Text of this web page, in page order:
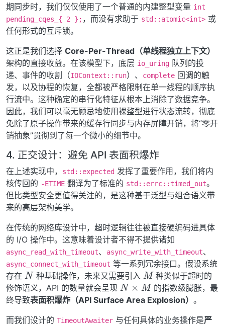
auto* io_sqe = context().sqe();
auto * timeout_sqe = context().sqe();
        inner_operation_.
prepare(io_sqe);
        io_sqe->flags |= IOSQE_IO_LINK;
        ::
io_uring_sqe_set_data (io_sqe, this );
// 紧跟超时探测请求
        ::
io_uring_prep_link_timeout(timeout_sqe,
        ::
io_uring_sqe_set_data(timeout_sqe, this);
    }
{
return unexpected_system_error
        inner_operation_.
set_result(result_, 0);
return inner_operation_.
void set_result(int result, std::uint32_t
{
(result == -ETIME)
            is_timed_out_ =
true ;
else if (result != -ECANCELED)
            result_ = result;
    }
void complete(int result, std::uint32_t flags)
期同步时，我们仅仅使用了一个普通的内建整型变量 int
pending_cqes_{ 2 }; ，而没有求助于 std::atomic<int> 或
任何形式的互斥锁。
这正是我们选择 Core-Per-Thread（单线程独立上下文）
架构的直接收益。在该模型下，底层 io_uring 队列的投
递、事件的收割（IOContext::run）、 complete 回调的触
发，以及协程的恢复，全都被严格限制在单一线程的顺序执
行流中。这种确定的串行化特征从根本上消除了数据竞争。
因此，我们可以毫无顾忌地使用裸整型进行状态流转，彻底
免除了原子操作带来的缓存行同步与内存屏障开销，将“零开
销抽象”贯彻到了每一个微小的细节中。
4. 正交设计：避免 API 表面积爆炸
在上述实现中， std::expected 发挥了重要作用，我们将内
核传回的 -ETIME 翻译为了标准的 std::errc::timed_out。
但比类型安全更值得关注的，是这种基于泛型与组合语义带
来的高层架构美学。
在传统的网络库设计中，超时逻辑往往被直接硬编码进具体
的 I/O 操作中。这意味着设计者不得不提供诸如
async_read_with_timeout、 async_write_with_timeout、
async_connect_with_timeout 等一系列冗余接口。假设系统
存在 N种基础操作，未来又需要引入 M种类似于超时的
修饰语义，API 的数量就会呈现 N×M
的指数级膨胀，最
终导致表面积爆炸（API Surface Area Explosion） 。
而我们设计的 TimeoutAwaiter 与任何具体的业务操作是严